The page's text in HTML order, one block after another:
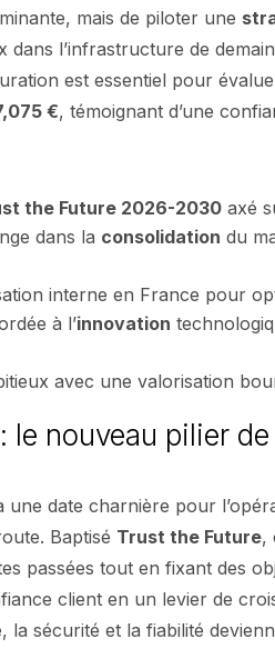
mais de piloter une
dans l’infrastructure de
est essentiel pour
€, témoignant d’une
the Future 2026-2030 axé
dans la consolidation du
interne en France pour
à l’innovation
avec une valorisation
le nouveau pilier
une date charnière pour
Baptisé Trust the Future,
passées tout en fixant des
client en un levier de
la sécurité et la fiabilité